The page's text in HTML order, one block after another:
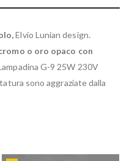
Elvio Lunian design.
o oro opaco con
G-9 25W 230V
sono aggraziate dalla